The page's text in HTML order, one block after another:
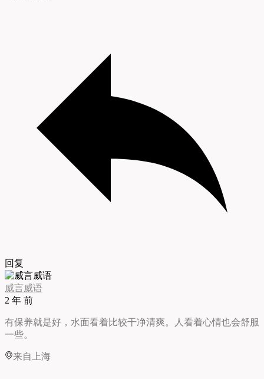
回复
威言威语
2 年 前
有保养就是好，水面看着比较干净清爽。人看着心情也会舒服
一些。
来自上海